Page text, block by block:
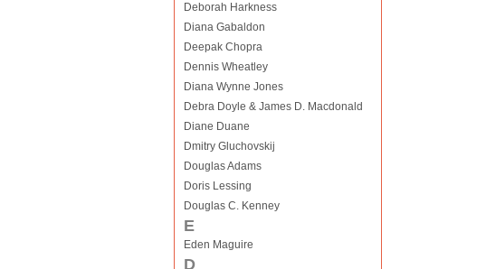
Deborah Harkness
Diana Gabaldon
Deepak Chopra
Dennis Wheatley
Diana Wynne Jones
Debra Doyle & James D. Macdonald
Diane Duane
Dmitry Gluchovskij
Douglas Adams
Doris Lessing
Douglas C. Kenney
E
Eden Maguire
D